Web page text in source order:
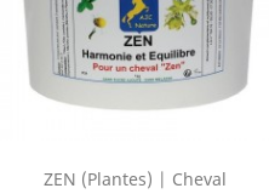
ZEN (Plantes) | Cheval